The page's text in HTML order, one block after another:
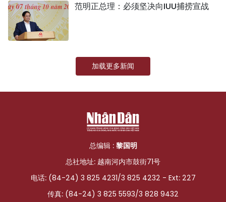
范明正总理：必须坚决向IUU捕捞宣战
加载更多新闻
总编辑 : 黎国明
总社地址: 越南河内市鼓街71号
电话: (84-24) 3 825 4231/3 825 4232 - Ext: 227
传真: (84-24) 3 825 5593/3 828 9432